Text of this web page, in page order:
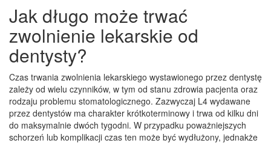
Jak długo może trwać
zwolnienie lekarskie od
dentysty?
Czas trwania zwolnienia lekarskiego wystawionego przez dentystę
zależy od wielu czynników, w tym od stanu zdrowia pacjenta oraz
rodzaju problemu stomatologicznego. Zazwyczaj L4 wydawane
przez dentystów ma charakter krótkoterminowy i trwa od kilku dni
do maksymalnie dwóch tygodni. W przypadku poważniejszych
schorzeń lub komplikacji czas ten może być wydłużony, jednakże